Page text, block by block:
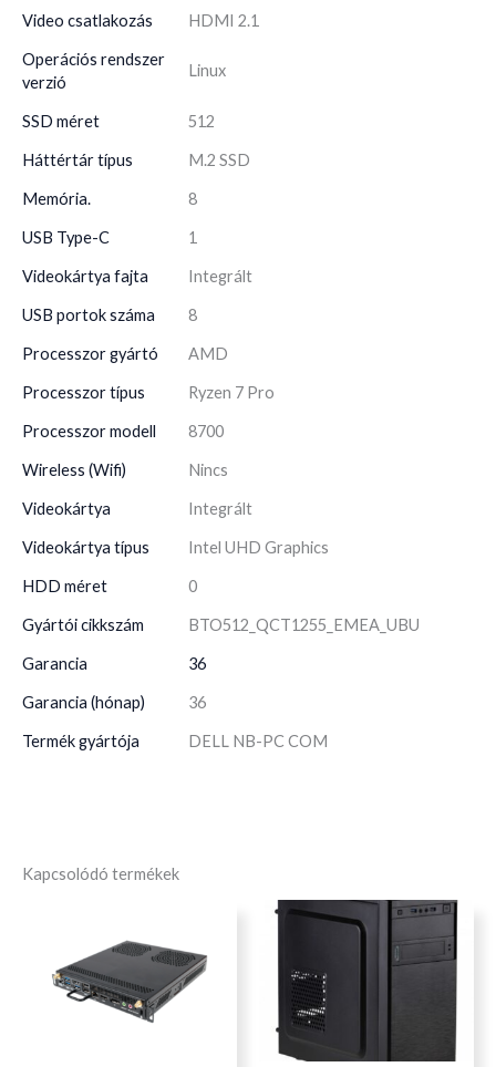
Video csatlakozás HDMI 2.1
Operációs rendszer
verzió
Linux
SSD méret 512
Háttértár típus M.2 SSD
Memória. 8
USB Type-C 1
Videokártya fajta Integrált
USB portok száma 8
Processzor gyártó AMD
Processzor típus Ryzen 7 Pro
Processzor modell 8700
Wireless (Wifi) Nincs
Videokártya Integrált
Videokártya típus Intel UHD Graphics
HDD méret 0
Gyártói cikkszám BTO512_QCT1255_EMEA_UBU
Garancia 36
Garancia (hónap) 36
Termék gyártója DELL NB-PC COM
Kapcsolódó termékek